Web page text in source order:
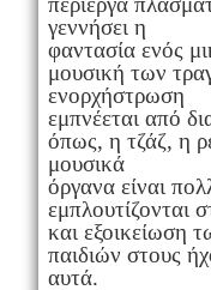
γεννήσει η
φαντασία ενός
μουσική των
ενορχήστρωση
εμπνέεται από
όπως, η τζάζ, η
μουσικά
όργανα είναι
εμπλουτίζονται
και εξοικείωση
παιδιών στους
αυτά.